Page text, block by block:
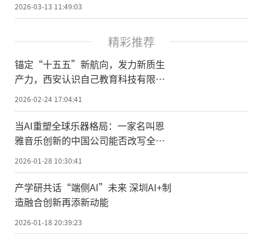
2026-03-13 11:49:03
精彩推荐
锚定“十五五”新航向，发力新质生
产力，西安认识自己教育科技有限公
2026-02-24 17:04:41
当AI重塑全球乐器格局：一家名叫恩
雅音乐创新的中国公司能否改写全球
2026-01-28 10:30:41
产学研共话“端侧AI”未来 深圳AI+制
造融合创新再添新动能
2026-01-18 20:39:23